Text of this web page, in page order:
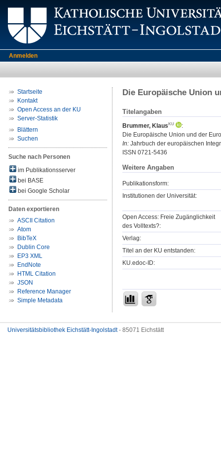
Anmelden
Startseite
Kontakt
Open Access an der KU
Server-Statistik
Blättern
Suchen
Suche nach Personen
im Publikationsserver
bei BASE
bei Google Scholar
Daten exportieren
ASCII Citation
Atom
BibTeX
Dublin Core
EP3 XML
EndNote
HTML Citation
JSON
Reference Manager
Simple Metadata
Die Europäische Union
Titelangaben
Brummer, Klaus
:
Die Europäische Union und der
In: Jahrbuch der europäischen
ISSN 0721-5436
Weitere Angaben
Publikationsform:
Institutionen der Universität:
Open Access: Freie Zugänglichkeit
des Volltexts?:
Verlag:
Titel an der KU entstanden:
KU.edoc-ID:
Universitätsbibliothek Eichstätt-Ingolstadt- 85071 Eichstätt